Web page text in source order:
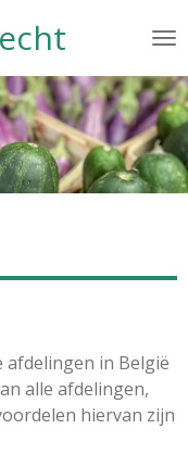
afdelingen in België
alle afdelingen,
hiervan zijn